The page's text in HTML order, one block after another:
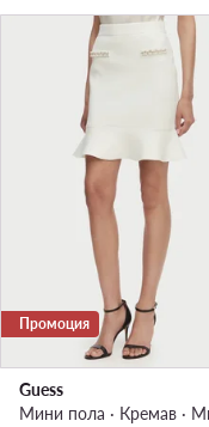
Промоция
Guess
Мини пола · Кремав ·